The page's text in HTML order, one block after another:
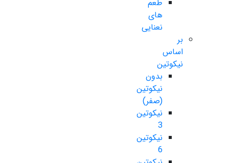
طعم
های
نعنایی
بر
اساس
نیکوتین
بدون
نیکوتین
(صفر)
نیکوتین
3
نیکوتین
6